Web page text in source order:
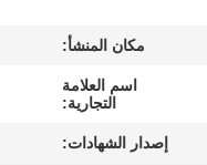
جودة
اتصل
مكان المنشأ:
اسم العلامة
التجارية:
إصدار الشهادات: